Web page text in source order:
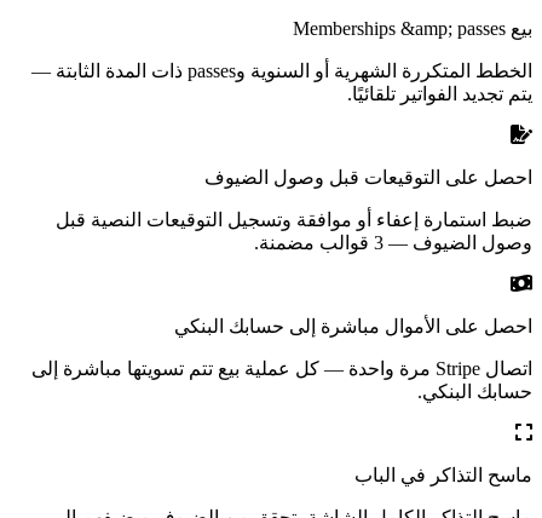
بيع Memberships &amp; passes
الخطط المتكررة الشهرية أو السنوية وpasses ذات المدة الثابتة —
يتم تجديد الفواتير تلقائيًا.
احصل على التوقيعات قبل وصول الضيوف
ضبط استمارة إعفاء أو موافقة وتسجيل التوقيعات النصية قبل
وصول الضيوف — 3 قوالب مضمنة.
احصل على الأموال مباشرة إلى حسابك البنكي
اتصال Stripe مرة واحدة — كل عملية بيع تتم تسويتها مباشرة إلى
حسابك البنكي.
ماسح التذاكر في الباب